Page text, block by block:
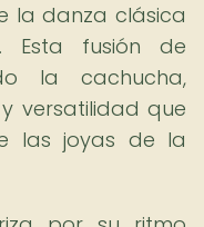
la danza clásica
Esta fusión de
la cachucha,
versatilidad que
las joyas de la